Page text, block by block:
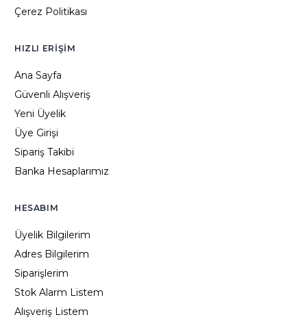
Çerez Politikası
HIZLI ERIŞIM
Ana Sayfa
Güvenli Alışveriş
Yeni Üyelik
Üye Girişi
Sipariş Takibi
Banka Hesaplarımız
HESABIM
Üyelik Bilgilerim
Adres Bilgilerim
Siparişlerim
Stok Alarm Listem
Alışveriş Listem